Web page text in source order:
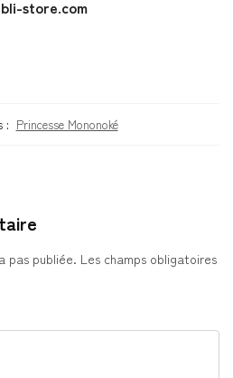
store.com
: Princesse Mononoké
pas publiée. Les champs obligatoires